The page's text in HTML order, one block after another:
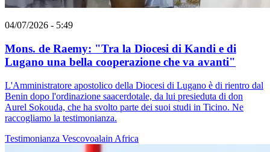
04/07/2026 - 5:49
Mons. de Raemy: "Tra la Diocesi di Kandi e di
Lugano una bella cooperazione che va avanti"
L'Amministratore apostolico della Diocesi di Lugano è di rientro dal
Benin dopo l'ordinazione saacerdotale, da lui presieduta di don
Aurel Sokouda, che ha svolto parte dei suoi studi in Ticino. Ne
raccogliamo la testimonianza.
Testimonianza Vescovoalain Africa